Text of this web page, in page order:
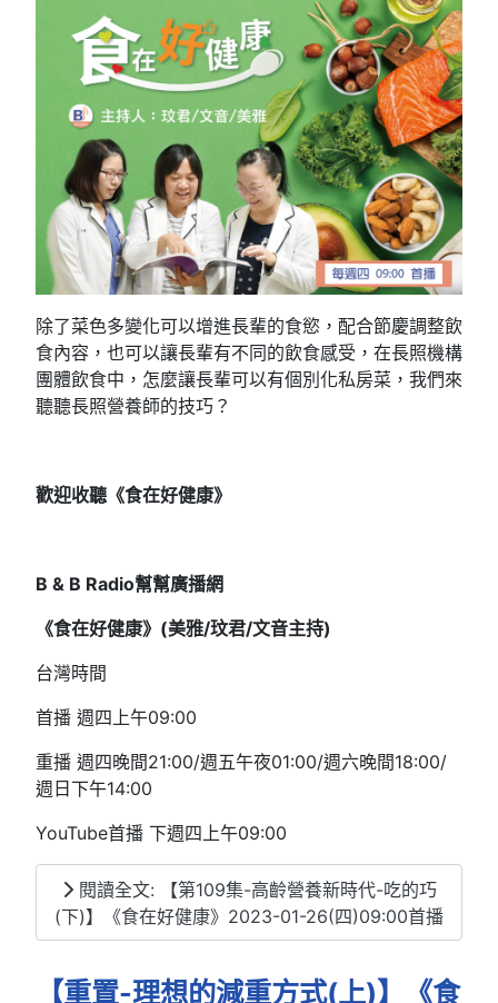
除了菜色多變化可以增進長輩的食慾，配合節慶調整飲
食內容，也可以讓長輩有不同的飲食感受，在長照機構
團體飲食中，怎麼讓長輩可以有個別化私房菜，我們來
聽聽長照營養師的技巧？
歡迎收聽《食在好健康》
B & B Radio幫幫廣播網
《食在好健康》(美雅/玟君/文音主持)
台灣時間
首播 週四上午09:00
重播 週四晚間21:00/週五午夜01:00/週六晚間18:00/
週日下午14:00
YouTube首播 下週四上午09:00
閱讀全文: 【第109集-高齡營養新時代-吃的巧
(下)】《食在好健康》2023-01-26(四)09:00首播
【重置-理想的減重方式(上)】《食